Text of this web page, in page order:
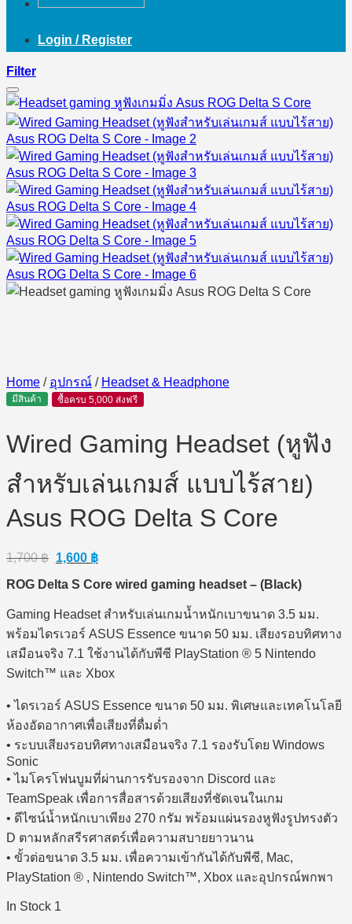
Login / Register
Filter
Home / อุปกรณ์ / Headset & Headphone
มีสินค้า ซื้อครบ 5,000 ส่งฟรี
Wired Gaming Headset (หูฟัง
สำหรับเล่นเกมส์ แบบไร้สาย)
Asus ROG Delta S Core
1,700฿ Original
was:
1,600 ฿Current
is:
ROG Delta S Core wired gaming headset – (Black)
Gaming Headset สำหรับเล่นเกมน้ำหนักเบาขนาด 3.5 มม.
พร้อมไดรเวอร์ ASUS Essence ขนาด 50 มม. เสียงรอบทิศทาง
เสมือนจริง 7.1 ใช้งานได้กับพีซี PlayStation ® 5 Nintendo
Switch™ และ Xbox
• ไดรเวอร์ ASUS Essence ขนาด 50 มม. พิเศษและเทคโนโลยี
ห้องอัดอากาศเพื่อเสียงที่ดื่มด่ำ
• ระบบเสียงรอบทิศทางเสมือนจริง 7.1 รองรับโดย Windows
Sonic
• ไมโครโฟนบูมที่ผ่านการรับรองจาก Discord และ
TeamSpeak เพื่อการสื่อสารด้วยเสียงที่ชัดเจนในเกม
• ดีไซน์น้ำหนักเบาเพียง 270 กรัม พร้อมแผ่นรองหูฟังรูปทรงตัว
D ตามหลักสรีรศาสตร์เพื่อความสบายยาวนาน
• ขั้วต่อขนาด 3.5 มม. เพื่อความเข้ากันได้กับพีซี, Mac,
PlayStation ® , Nintendo Switch™, Xbox และอุปกรณ์พกพา
In Stock 1